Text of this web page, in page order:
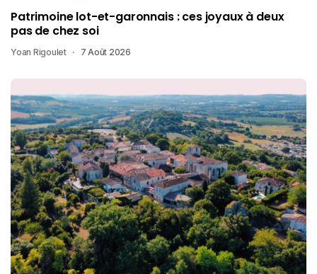
Patrimoine lot-et-garonnais : ces joyaux à deux
pas de chez soi
Yoan Rigoulet 7 Août 2026